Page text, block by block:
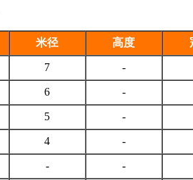
米径 高度
7 -
6 -
5 -
4 -
- -